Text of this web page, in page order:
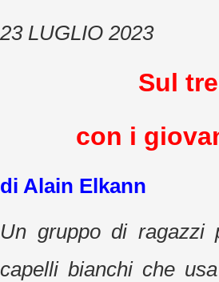
23 LUGLIO 2023
Sul
con i
di Alain Elkann
Un gruppo di ragazzi
capelli bianchi che